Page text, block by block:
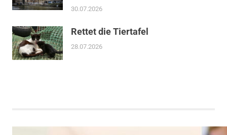
30.07.2026
Rettet die Tiertafel
28.07.2026